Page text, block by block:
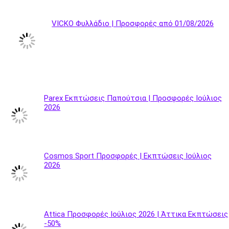
VICKO Φυλλάδιο | Προσφορές από 01/08/2026
Parex Εκπτώσεις Παπούτσια | Προσφορές Ιούλιος
2026
Cosmos Sport Προσφορές | Εκπτώσεις Ιούλιος
2026
Attica Προσφορές Ιούλιος 2026 | Άττικα Εκπτώσεις
-50%